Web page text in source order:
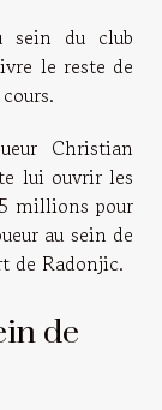
sein du club
le reste de
Christian
lui ouvrir les
millions pour
au sein de
de Radonjic.
de